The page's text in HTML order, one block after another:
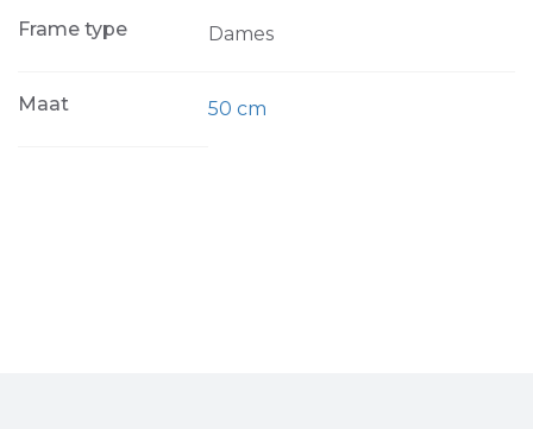
Frame type Dames
Maat 50 cm